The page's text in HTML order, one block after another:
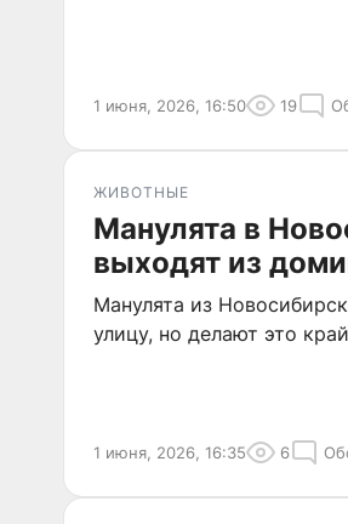
1 июня, 2026, 16:50 19
ЖИВОТНЫЕ
Манулята в
выходят из
Манулята из
улицу, но делают это
1 июня, 2026, 16:35 6